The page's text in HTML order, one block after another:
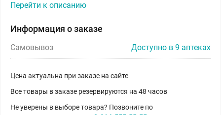
Перейти к описанию
Информация о заказе
Самовывоз Доступно в 9 аптеках
Цена актуальна при заказе на сайте
Все товары в заказе резервируются на 48 часов
Не уверены в выборе товара? Позвоните по